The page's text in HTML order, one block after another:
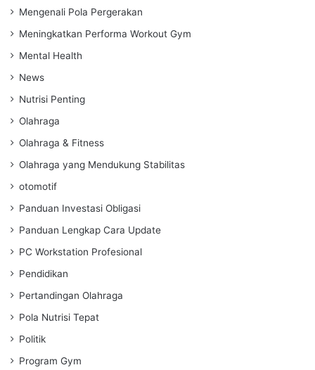
Mengenali Pola Pergerakan
Meningkatkan Performa Workout Gym
Mental Health
News
Nutrisi Penting
Olahraga
Olahraga & Fitness
Olahraga yang Mendukung Stabilitas
otomotif
Panduan Investasi Obligasi
Panduan Lengkap Cara Update
PC Workstation Profesional
Pendidikan
Pertandingan Olahraga
Pola Nutrisi Tepat
Politik
Program Gym